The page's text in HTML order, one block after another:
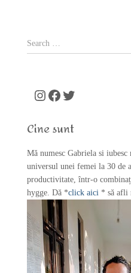
S
e
o
:
Instagram Facebook Twitter
Cine sunt
Mă numesc Gabriela si
universul unei femei la 30 de
productivitate, într-o
hygge. Dă *click aici * să afli